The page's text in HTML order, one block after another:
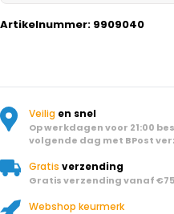
Artikelnummer: 9909040
Veilig en snel
Op werkdagen voor 21:00
volgende dag met BPost
Gratis verzending
Gratis verzending vanaf
Webshop keurmerk